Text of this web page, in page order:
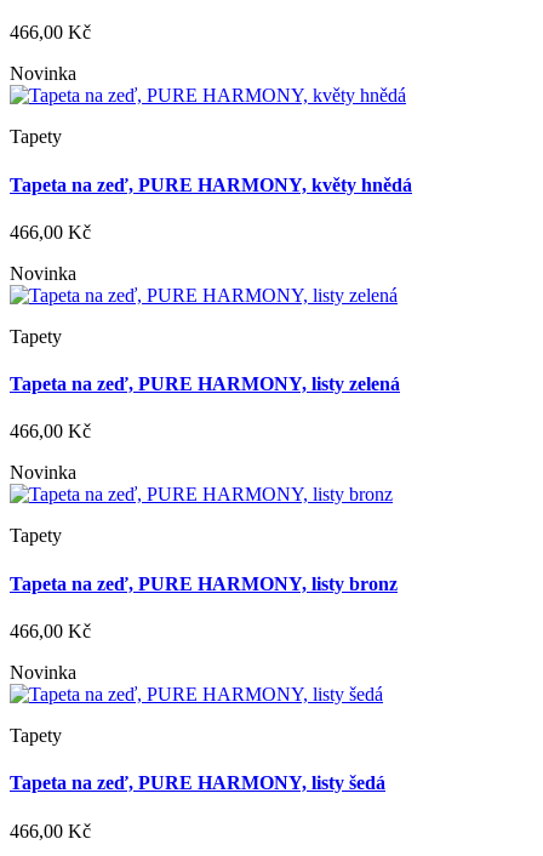
466,00 Kč
Novinka
Tapety
Tapeta na zeď, PURE HARMONY, květy hnědá
466,00 Kč
Novinka
Tapety
Tapeta na zeď, PURE HARMONY, listy zelená
466,00 Kč
Novinka
Tapety
Tapeta na zeď, PURE HARMONY, listy bronz
466,00 Kč
Novinka
Tapety
Tapeta na zeď, PURE HARMONY, listy šedá
466,00 Kč